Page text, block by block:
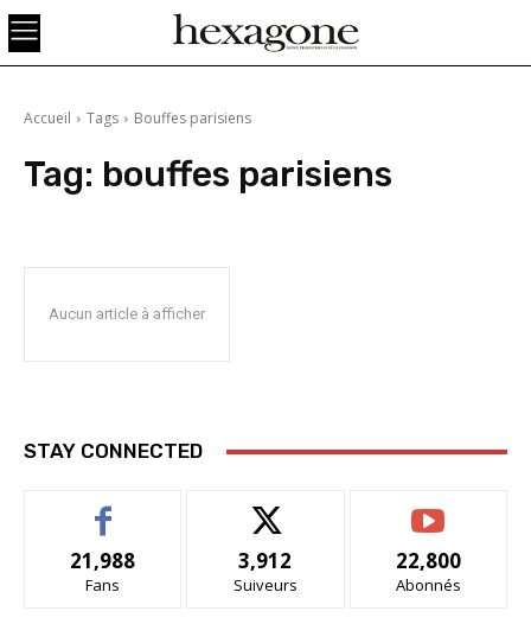
Accueil Tags Bouffes parisiens
Tag: bouffes parisiens
Aucun article à afficher
STAY CONNECTED
21,988
Fans
3,912
Suiveurs
22,800
Abonnés